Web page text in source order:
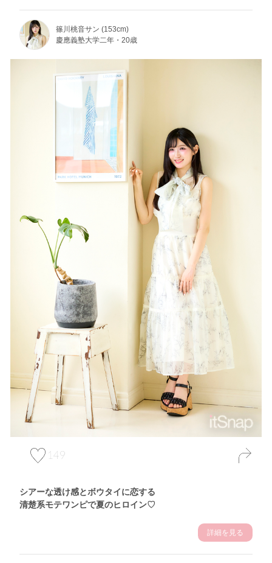
篠川桃音サン (153cm)
慶應義塾大学二年・20歳
149
シアーな透け感とボウタイに恋する
清楚系モテワンピで夏のヒロイン♡
詳細を見る